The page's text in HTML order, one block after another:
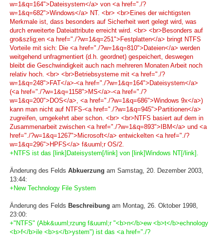
w=1&q=164">Dateisystem</a> von <a href="./?
w=1&q=682">Windows</a> NT. <br> <br>Eines der wichtigsten
Merkmale ist, dass besonders auf Sicherheit wert gelegt wird, was
durch erweiterte Dateiattribute erreicht wird. <br> <br>Besonders auf
gro&szlig;en <a href="./?w=1&q=251">Festplatten</a> bringt NTFS
Vorteile mit sich: Die <a href="./?w=1&q=810">Dateien</a> werden
weitgehend unfragmentiert (d.h. geordnet) gespeichert, deswegen
bleibt die Geschwindigkeit auch nach mehreren Monaten Arbeit noch
relativ hoch. <br> <br>Betriebsysteme mit <a href="./?
w=1&q=248">FAT</a>-<a href="./?w=1&q=164">Dateisystem</a>
(<a href="./?w=1&q=1158">MS</a>-<a href="./?
w=1&q=200">DOS</a>, <a href="./?w=1&q=686">Windows 9x</a>)
kann man nicht auf NTFS-<a href="./?w=1&q=945">Partitionen</a>
zugreifen, umgekehrt aber schon. <br> <br>NTFS basiert auf dem in
Zusammenarbeit zwischen <a href="./?w=1&q=893">IBM</a> und <a
href="./?w=1&q=1267">Microsoft</a> entwickelten <a href="./?
w=1&q=296">HPFS</a> f&uuml;r OS/2.
+NTFS ist das [link]Dateisystem[/link] von [link]Windows NT[/link].
Änderung des Felds Abkuerzung am Samstag, 20. Dezember 2003,
13:44:
+New Technology File System
Änderung des Felds Beschreibung am Montag, 26. Oktober 1998,
23:00:
+"NTFS" (Abk&uuml;rzung f&uuml;r "<b>n</b>ew <b>t</b>echnology
<b>f</b>ile <b>s</b>ystem") ist das <a href="./?